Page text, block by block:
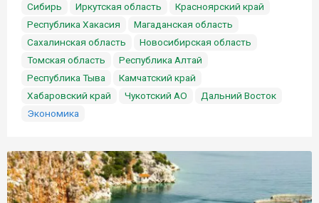
Сибирь
Иркутская область
Красноярский край
Республика Хакасия
Магаданская область
Сахалинская область
Новосибирская область
Томская область
Республика Алтай
Республика Тыва
Камчатский край
Хабаровский край
Чукотский АО
Дальний Восток
Экономика